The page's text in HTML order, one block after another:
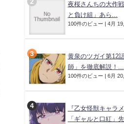
夜桜さんちの大作
と負け組」あら...
100件のビュー | 4月
黄泉のツガイ第12
師」を徹底解説！...
100件のビュー | 6月
『乙女怪獣キャラ
「ギャルと口紅」先